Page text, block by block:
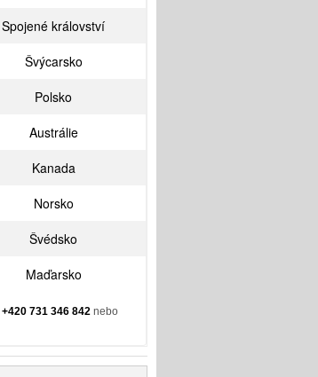
Spojené království
Švýcarsko
Polsko
Austrálie
Kanada
Norsko
Švédsko
Maďarsko
+420 731 346 842nebo